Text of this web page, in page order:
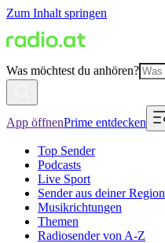
Zum Inhalt springen
Was möchtest du anhören?
App öffnenPrime entdecken
Top Sender
Podcasts
Live Sport
Sender aus deiner Region
Musikrichtungen
Themen
Radiosender von A-Z